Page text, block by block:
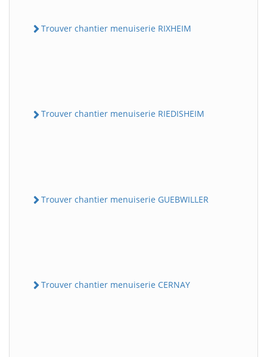
Trouver chantier menuiserie RIXHEIM
Trouver chantier menuiserie RIEDISHEIM
Trouver chantier menuiserie GUEBWILLER
Trouver chantier menuiserie CERNAY